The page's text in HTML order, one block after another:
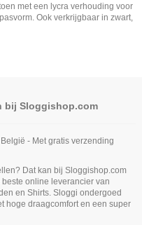
met een lycra verhouding voor
Ook verkrijgbaar in zwart,
bij Sloggishop.com
- Met gratis verzending
Dat kan bij Sloggishop.com
online leverancier van
en Shirts. Sloggi ondergoed
hoge draagcomfort en een super